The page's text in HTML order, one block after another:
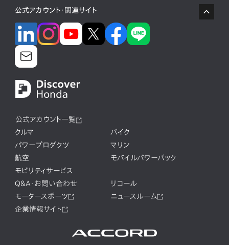
公式アカウント・関連サイト
公式アカウント一覧
クルマ
バイク
パワープロダクツ
マリン
航空
モバイルパワーパック
モビリティサービス
Q&A・お問い合わせ
リコール
モータースポーツ
ニュースルーム
企業情報サイト